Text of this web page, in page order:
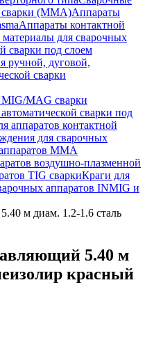
(MMA)Аппараты
Аппараты контактной
для сварочных
сварки под слоем
ручной, дуговой,
сварки
MAG сварки
сварки под
аппаратов контактной
для сварочных
ММА
воздушно-плазменной
TIG сваркиКраги для
аппаратов INMIG и
м диам. 1.2-1.6 сталь
5.40 м
красный